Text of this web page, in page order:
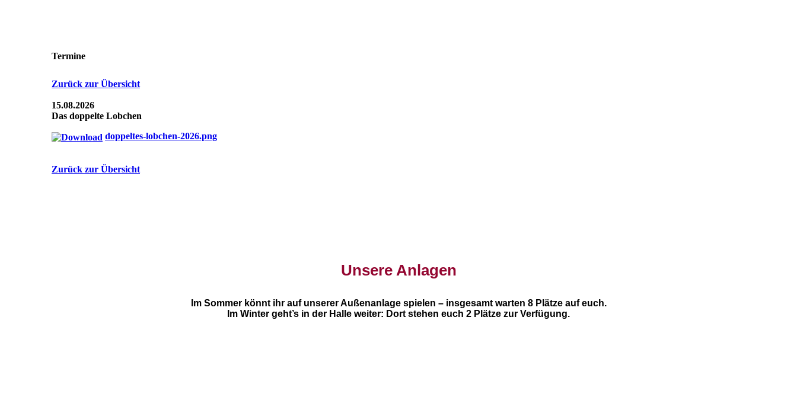
Termine
Zurück zur Übersicht
15.08.2026
Das doppelte Lobchen
doppeltes-lobchen-2026.png
Zurück zur Übersicht
Unsere Anlagen
Im Sommer könnt ihr auf unserer Außenanlage spielen – insgesamt warten 8 Plätze auf euch.
Im Winter geht’s in der Halle weiter: Dort stehen euch 2 Plätze zur Verfügung.